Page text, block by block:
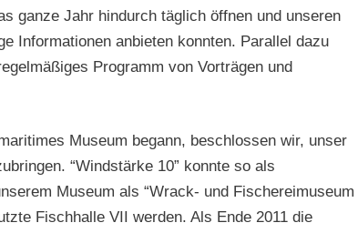
ganze Jahr hindurch täglich öffnen und unseren
Informationen anbieten konnten. Parallel dazu
Programm von Vorträgen und
Museum begann, beschlossen wir, unser
“Windstärke 10” konnte so als
Museum als “Wrack- und Fischereimuseum
Fischhalle VII werden. Als Ende 2011 die